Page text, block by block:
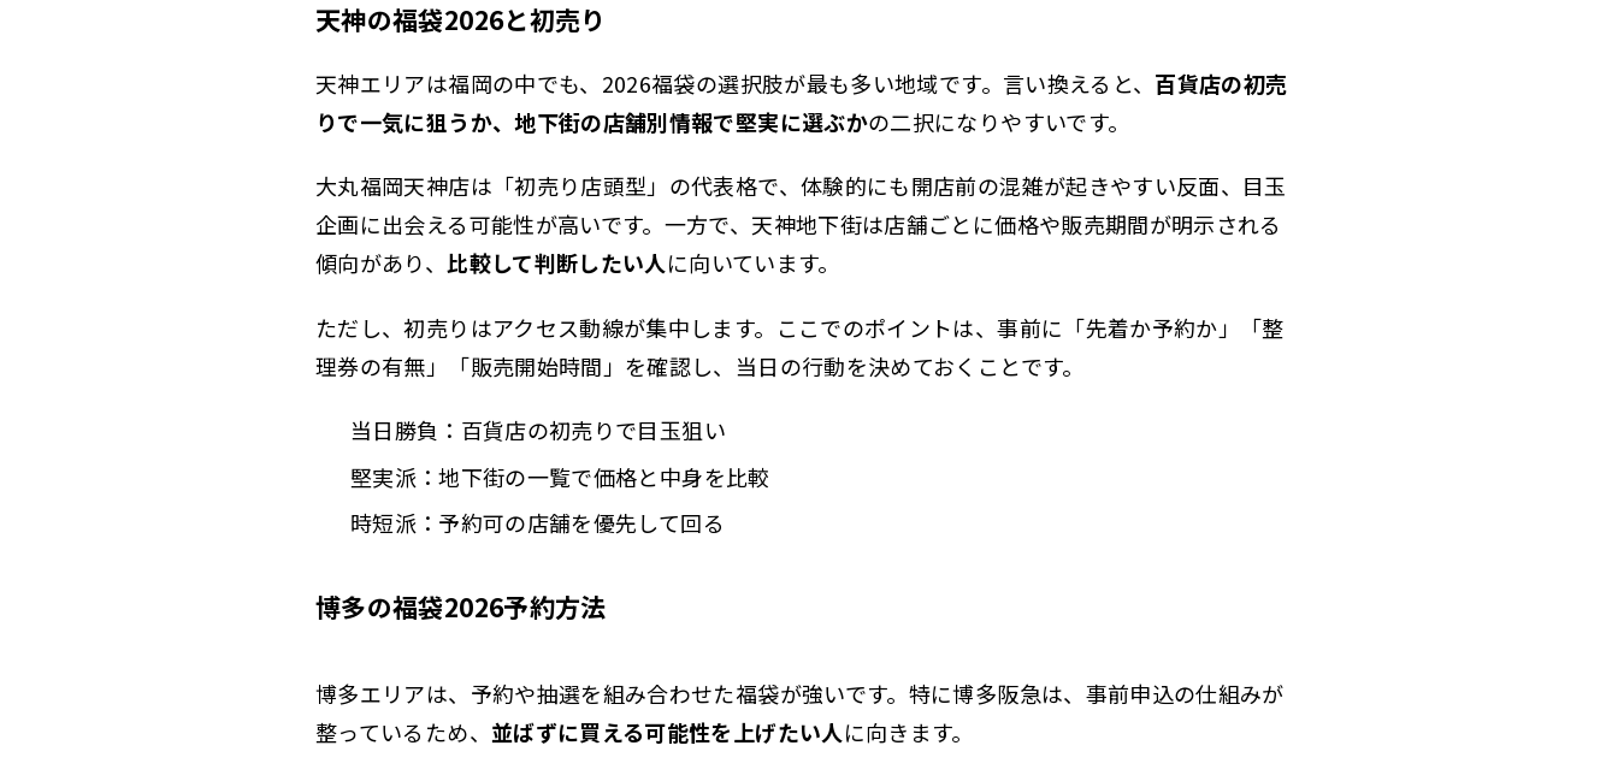
天神の福袋2026と初売り
天神エリアは福岡の中でも、2026福袋の選択肢が最も多い地域です。言い換えると、 百貨店の初売
りで一気に狙うか、地下街の店舗別情報で堅実に選ぶかの二択になりやすいです。
大丸福岡天神店は「初売り店頭型」の代表格で、体験的にも開店前の混雑が起きやすい反面、目玉
企画に出会える可能性が高いです。一方で、天神地下街は店舗ごとに価格や販売期間が明示される
傾向があり、比較して判断したい人に向いています。
ただし、初売りはアクセス動線が集中します。ここでのポイントは、事前に「先着か予約か」「整
理券の有無」「販売開始時間」を確認し、当日の行動を決めておくことです。
当日勝負：百貨店の初売りで目玉狙い
堅実派：地下街の一覧で価格と中身を比較
時短派：予約可の店舗を優先して回る
博多の福袋2026予約方法
博多エリアは、予約や抽選を組み合わせた福袋が強いです。特に博多阪急は、事前申込の仕組みが
整っているため、 並ばずに買える可能性を上げたい人に向きます。